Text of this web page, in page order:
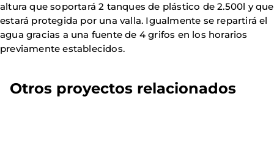
altura que soportará 2 tanques de plástico de 2.500l y que
estará protegida por una valla. Igualmente se repartirá el
agua gracias a una fuente de 4 grifos en los horarios
previamente establecidos.
Otros proyectos relacionados